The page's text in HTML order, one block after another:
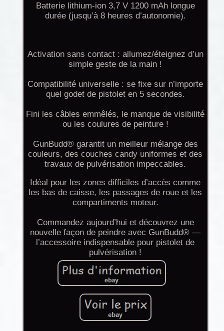
Batterie lithium-ion 3,7 V 1200 mAh longue
durée (jusqu’à 8 heures d’autonomie).
Activation sans contact : allumez/éteignez d’un
simple geste de la main !
Compatibilité universelle : se fixe sur n’importe
quel godet de pistolet en 5 secondes.
Fini les câbles emmêlés, le manque de visibilité
ou les coulures de peinture !
GunBudd® garantit un meilleur mélange des
couleurs, des couches candy uniformes et des
travaux de pulvérisation impeccables.
Idéal pour les zones difficiles d’accès comme
les bas de caisse, les passages de roue et les
compartiments moteur.
Commandez aujourd’hui et découvrez une
nouvelle façon de peindre avec GunBudd® —
l’accessoire indispensable pour pistolet de
pulvérisation !